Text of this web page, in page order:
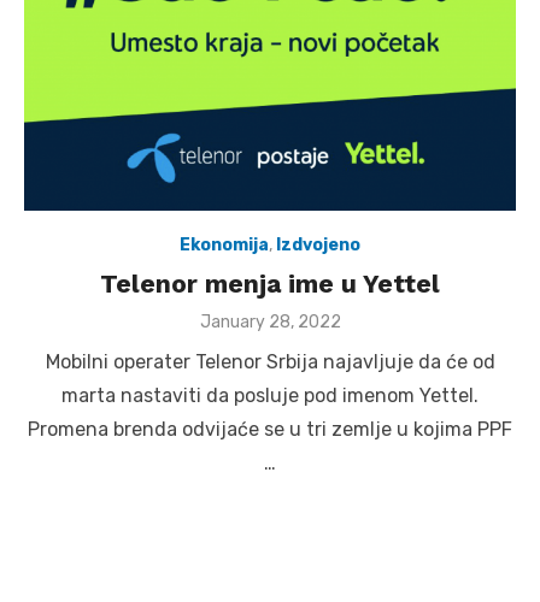
Ekonomija, Izdvojeno
Telenor menja ime u Yettel
Posted
January 28, 2022
Mobilni operater Telenor Srbija najavljuje da će od
marta nastaviti da posluje pod imenom Yettel.
Promena brenda odvijaće se u tri zemlje u kojima PPF
…